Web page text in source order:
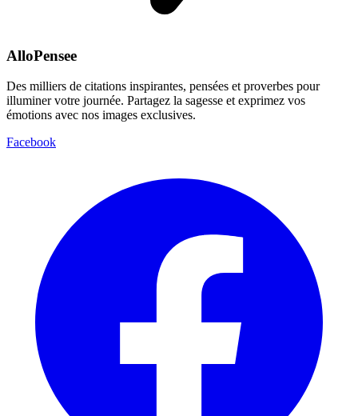
AlloPensee
Des milliers de citations inspirantes, pensées et proverbes pour
illuminer votre journée. Partagez la sagesse et exprimez vos
émotions avec nos images exclusives.
Facebook